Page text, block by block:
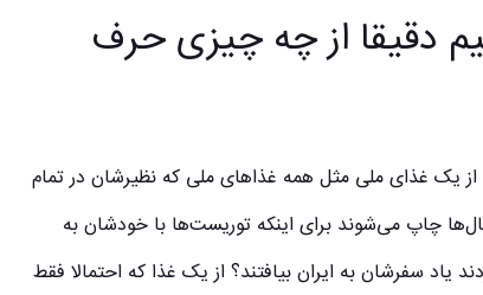
دقیقا از چه چیزی حرف
یک غذای ملی مثل همه غذاهای ملی که نظیرشان در تمام
چاپ می‌شوند برای اینکه توریست‌ها با خودشان به
یاد سفرشان به ایران بیافتند؟ از یک غذا که احتمالا فقط